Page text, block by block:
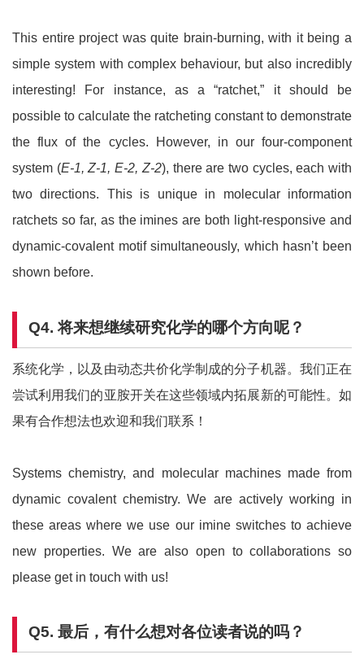
This entire project was quite brain-burning, with it being a
simple system with complex behaviour, but also incredibly
interesting! For instance, as a “ratchet,” it should be
possible to calculate the ratcheting constant to demonstrate
the flux of the cycles. However, in our four-component
system (E-1, Z-1, E-2, Z-2), there are two cycles, each with
two directions. This is unique in molecular information
ratchets so far, as the imines are both light-responsive and
dynamic-covalent motif simultaneously, which hasn’t been
shown before.
Q4.将来想继续研究化学的哪个方向呢？
系统化学，以及由动态共价化学制成的分子机器。我们正在
尝试利用我们的亚胺开关在这些领域内拓展新的可能性。如
果有合作想法也欢迎和我们联系！
Systems chemistry, and molecular machines made from
dynamic covalent chemistry. We are actively working in
these areas where we use our imine switches to achieve
new properties. We are also open to collaborations so
please get in touch with us!
Q5.最后，有什么想对各位读者说的吗？